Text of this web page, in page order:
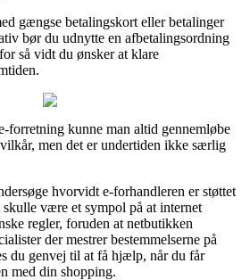
gængse betalingskort eller betalinger
bør du udnytte en afbetalingsordning
så vidt du ønsker at klare
forretning kunne man altid gennemløbe
men det er undertiden ikke særlig
hvorvidt e-forhandleren er støttet
være et sympol på at internet
regler, foruden at netbutikken
der mestrer bestemmelserne på
du genvej til at få hjælp, når du får
med din shopping.